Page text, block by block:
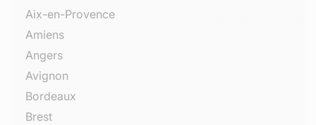
Aix-en-Provence
Amiens
Angers
Avignon
Bordeaux
Brest